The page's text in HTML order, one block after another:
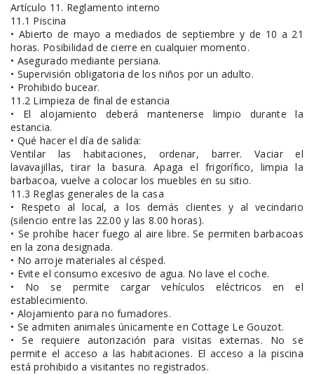
Artículo 11. Reglamento interno
11.1 Piscina
• Abierto de mayo a mediados de septiembre y de 10 a 21
horas. Posibilidad de cierre en cualquier momento.
• Asegurado mediante persiana.
• Supervisión obligatoria de los niños por un adulto.
• Prohibido bucear.
11.2 Limpieza de final de estancia
• El alojamiento deberá mantenerse limpio durante la
estancia.
• Qué hacer el día de salida:
Ventilar las habitaciones, ordenar, barrer. Vaciar el
lavavajillas, tirar la basura. Apaga el frigorífico, limpia la
barbacoa, vuelve a colocar los muebles en su sitio.
11.3 Reglas generales de la casa
• Respeto al local, a los demás clientes y al vecindario
(silencio entre las 22.00 y las 8.00 horas).
• Se prohíbe hacer fuego al aire libre. Se permiten barbacoas
en la zona designada.
• No arroje materiales al césped.
• Evite el consumo excesivo de agua. No lave el coche.
• No se permite cargar vehículos eléctricos en el
establecimiento.
• Alojamiento para no fumadores.
• Se admiten animales únicamente en Cottage Le Gouzot.
• Se requiere autorización para visitas externas. No se
permite el acceso a las habitaciones. El acceso a la piscina
está prohibido a visitantes no registrados.